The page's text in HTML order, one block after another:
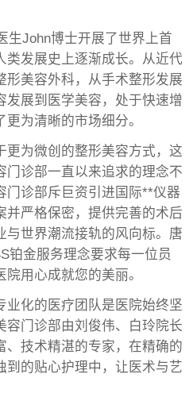
生John博士开展了世界上首
类发展史上逐渐成长。从近代
形美容外科，从手术整形发展
发展到医学美容，处于快速增
为清晰的市场细分。
更为微创的整形美容方式，这
门诊部一直以来追求的理念不
门诊部斥巨资引进国际**仪器
并严格保密，提供完善的术后
与世界潮流接轨的风向标。唐
铂金服务理念要求每一位员
用心成就您的美丽。
业化的医疗团队是医院始终坚
容门诊部由刘俊伟、白玲院长
、技术精湛的专家，在精确的
到的贴心护理中，让医术与艺